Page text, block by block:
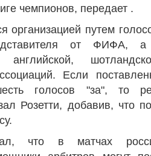
чемпионов, передает .
организацией путем
от ФИФА,
английской,
Если
голосов "за", то
Розетти, добавив, что
что в матчах